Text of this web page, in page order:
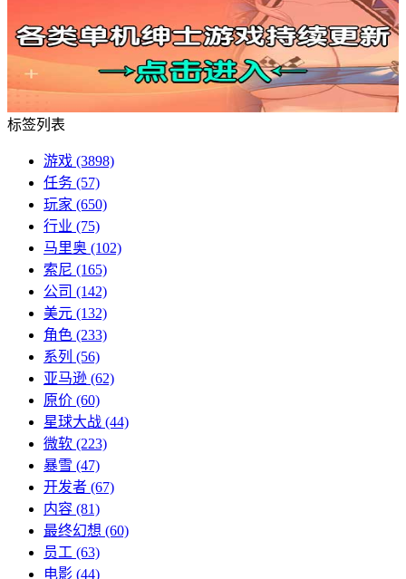
标签列表
游戏 (3898)
任务 (57)
玩家 (650)
行业 (75)
马里奥 (102)
索尼 (165)
公司 (142)
美元 (132)
角色 (233)
系列 (56)
亚马逊 (62)
原价 (60)
星球大战 (44)
微软 (223)
暴雪 (47)
开发者 (67)
内容 (81)
最终幻想 (60)
员工 (63)
电影 (44)